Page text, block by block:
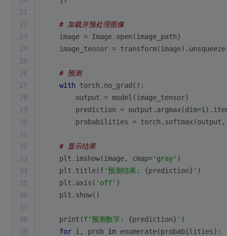
21
22
# 加载并预处理图像
23
    image = Image.
open (image_path)
24
image_tensor =
25
26
# 预测
27
with torch.no_grad():
28
        output = model(image_tensor)
29
        prediction = output.argmax(dim=
1
30
probabilities =
31
32
# 显示结果
33
    plt.imshow(image, cmap=
'gray' )
34
    plt.title(
f'预测结果: {prediction} ' )
35
    plt.axis(
'off' )
36
    plt.show()
37
38
print (f'预测数字: {prediction} ' )
39
for i, prob in enumerate(probabilities):